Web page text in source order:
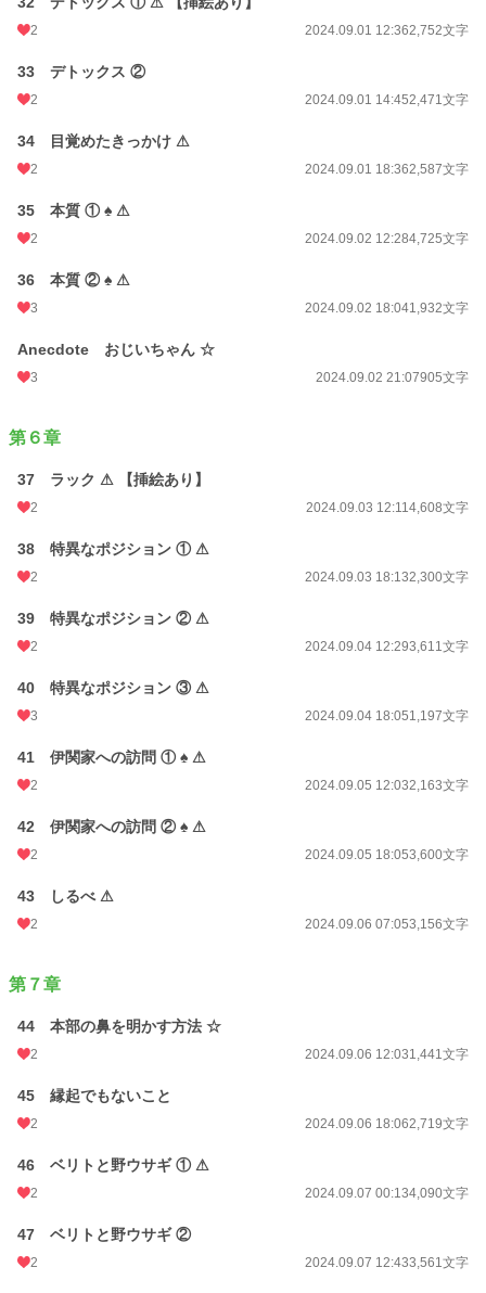
2 2024.09.01 12:362,752文字
33 デトックス ②
2 2024.09.01 14:452,471文字
34 目覚めたきっかけ ⚠
2 2024.09.01 18:362,587文字
35 本質 ① ♠ ⚠
2 2024.09.02 12:284,725文字
36 本質 ② ♠ ⚠
3 2024.09.02 18:041,932文字
Anecdote おじいちゃん ☆
3 2024.09.02 21:07905文字
第６章
37 ラック ⚠ 【挿絵あり】
2 2024.09.03 12:114,608文字
38 特異なポジション ① ⚠
2 2024.09.03 18:132,300文字
39 特異なポジション ② ⚠
2 2024.09.04 12:293,611文字
40 特異なポジション ③ ⚠
3 2024.09.04 18:051,197文字
41 伊関家への訪問 ① ♠ ⚠
2 2024.09.05 12:032,163文字
42 伊関家への訪問 ② ♠ ⚠
2 2024.09.05 18:053,600文字
43 しるべ ⚠
2 2024.09.06 07:053,156文字
第７章
44 本部の鼻を明かす方法 ☆
2 2024.09.06 12:031,441文字
45 縁起でもないこと
2 2024.09.06 18:062,719文字
46 ベリトと野ウサギ ① ⚠
2 2024.09.07 00:134,090文字
47 ベリトと野ウサギ ②
2 2024.09.07 12:433,561文字